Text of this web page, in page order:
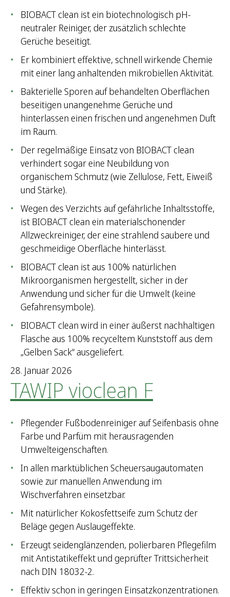
BIOBACT clean ist ein biotechnologisch pH-
neutraler Reiniger, der zusätzlich schlechte
Gerüche beseitigt.
Er kombiniert effektive, schnell wirkende Chemie
mit einer lang anhaltenden mikrobiellen Aktivität.
Bakterielle Sporen auf behandelten Oberflächen
beseitigen unangenehme Gerüche und
hinterlassen einen frischen und angenehmen Duft
im Raum.
Der regelmäßige Einsatz von BIOBACT clean
verhindert sogar eine Neubildung von
organischem Schmutz (wie Zellulose, Fett, Eiweiß
und Stärke).
Wegen des Verzichts auf gefährliche Inhaltsstoffe,
ist BIOBACT clean ein materialschonender
Allzweckreiniger, der eine strahlend saubere und
geschmeidige Oberfläche hinterlässt.
BIOBACT clean ist aus 100% natürlichen
Mikroorganismen hergestellt, sicher in der
Anwendung und sicher für die Umwelt (keine
Gefahrensymbole).
BIOBACT clean wird in einer äußerst nachhaltigen
Flasche aus 100% recyceltem Kunststoff aus dem
„Gelben Sack“ ausgeliefert.
28. Januar 2026
TAWIP vioclean F
Pflegender Fußbodenreiniger auf Seifenbasis ohne
Farbe und Parfüm mit herausragenden
Umwelteigenschaften.
In allen marktüblichen Scheuersaugautomaten
sowie zur manuellen Anwendung im
Wischverfahren einsetzbar.
Mit natürlicher Kokosfettseife zum Schutz der
Beläge gegen Auslaugeffekte.
Erzeugt seidenglänzenden, polierbaren Pflegefilm
mit Antistatikeffekt und geprüfter Trittsicherheit
nach DIN 18032-2.
Effektiv schon in geringen Einsatzkonzentrationen.